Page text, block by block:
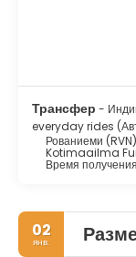
Трансфер -
everyday rides
Рованиеми (RVN)
Kotimaailma
Время
02
янв.